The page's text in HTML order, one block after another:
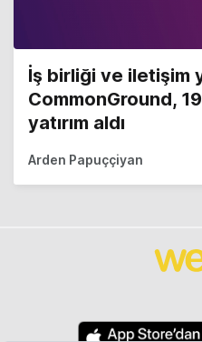
İş birliği ve iletişim
CommonGround,
yatırım aldı
Arden Papuççiyan